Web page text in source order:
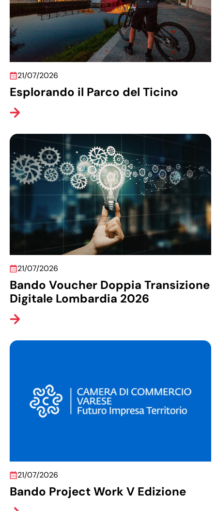
21/07/2026
Esplorando il Parco del Ticino
21/07/2026
Bando Voucher Doppia Transizione
Digitale Lombardia 2026
21/07/2026
Bando Project Work V Edizione